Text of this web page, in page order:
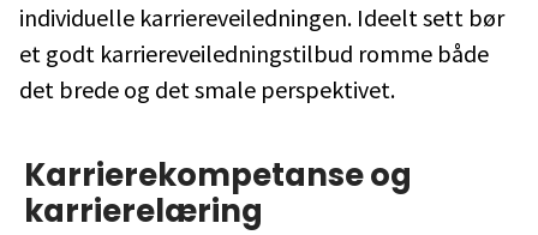
individuelle karriereveiledningen. Ideelt sett bør
et godt karriereveiledningstilbud romme både
det brede og det smale perspektivet.
Karrierekompetanse og
karrierelæring